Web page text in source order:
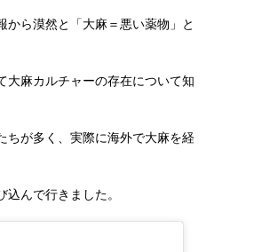
ら漠然と「大麻＝悪い薬物」と
大麻カルチャーの存在について知
ちが多く、実際に海外で大麻を経
んで行きました。